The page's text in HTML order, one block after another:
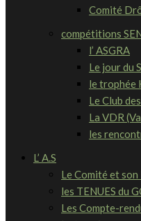
Comité
compétitions
l’ ASGRA
Le jour du
le trophée
Le Club
La VDR
les
L’ A.S
Le Comité et son
les TENUES du
Les Compte-